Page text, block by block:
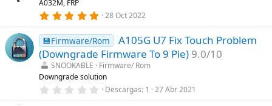
)r
l
l
a
s
A032M, FRP
5
0
e
s
t
r
e
l
28 Oct 2022
💾Firmware/Rom
A105G U7 Fix Touch Problem
(Downgrade Firmware To 9 Pie) 9.0/10
SNOOKABLE
Firmware/ Rom
Downgrade solution
0 Descargas 1 27 Abr 2021